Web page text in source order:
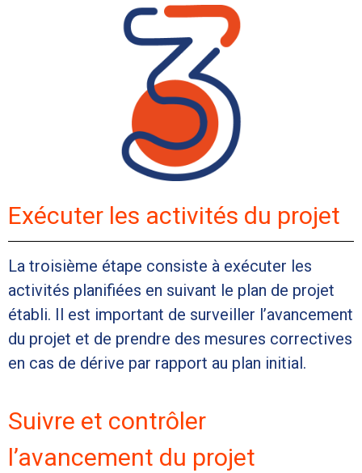
Exécuter les activités du projet
La troisième étape consiste à exécuter les
activités planifiées en suivant le plan de projet
établi. Il est important de surveiller l’avancement
du projet et de prendre des mesures correctives
en cas de dérive par rapport au plan initial.
Suivre et contrôler
l’avancement du projet